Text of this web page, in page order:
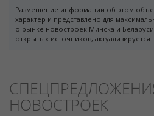
Размещение информации об этом
характер и представлено для
о рынке новостроек Минска и
открытых источников,
НОВОСТРОЕК